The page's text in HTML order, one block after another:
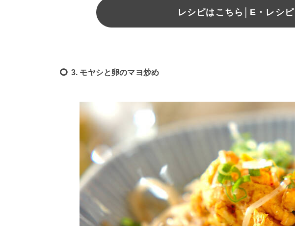
レシピはこちら│E・レシピ
3. モヤシと卵のマヨ炒め